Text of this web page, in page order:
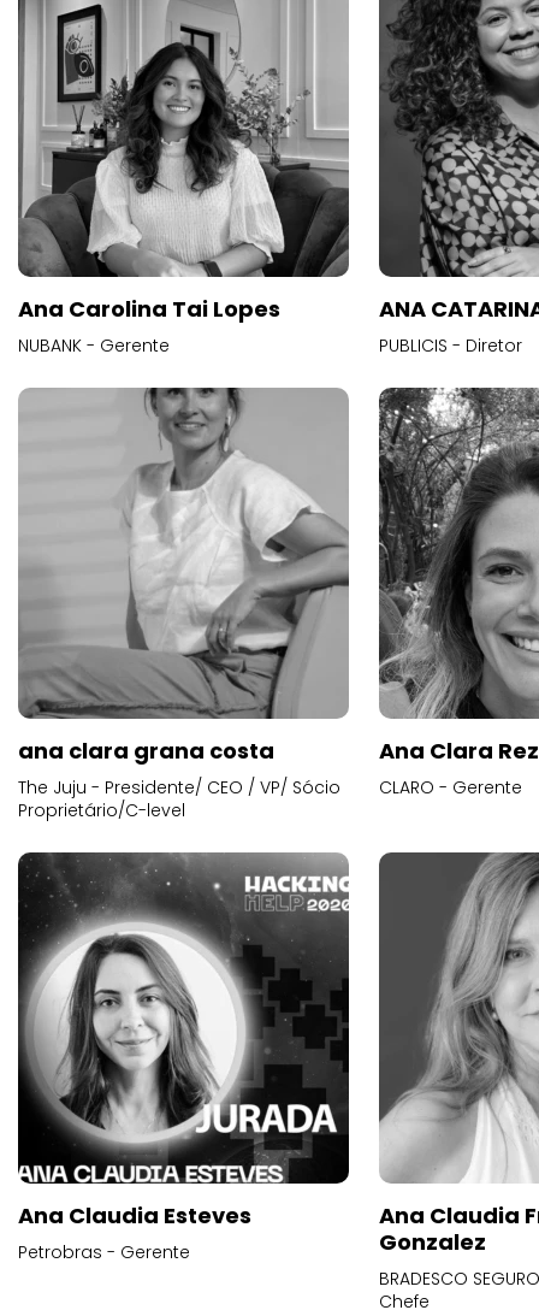
Ana Carolina Tai Lopes
NUBANK - Gerente
ANA
PUBLICIS - Diretor
ana clara grana costa
The Juju - Presidente/ CEO / VP/ Sócio
Proprietário/C-level
Ana Clara
CLARO - Gerente
Ana Claudia Esteves
Petrobras - Gerente
Ana Claudia
Gonzalez
BRADESCO
Chefe